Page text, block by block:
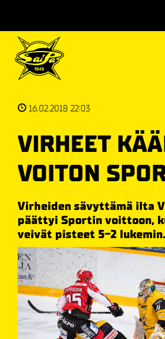
16.02.2018 22:03
VIRHEET
VOITON
Virheiden sävyttämä ilta
päättyi Sportin voittoon,
veivät pisteet 5-2 lukemin.